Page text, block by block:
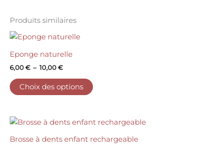
Produits similaires
Eponge naturelle
6,00€ – 10,00€
Choix des options
Brosse à dents enfant rechargeable